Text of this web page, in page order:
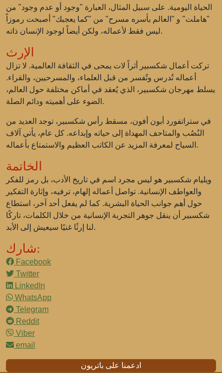
الحياة اليومية. على سبيل المثال، العبارة "وجود أو عدم وجود" من
"هاملت" و "العالم بأسره مسرح" من "كما يعجبك" أصبحت رموزاً
ليس فقط لأعماله، ولكن أيضاً لوجود الإنسان ذاته.
الإرث
تركت أعمال شكسبير أثراً لات يمحى في الثقافة العالمية. لا تزال
أعماله تُدرس وتُفسر من قبل العلماء، والمسرحيين، والقراء.
يسلط مهرجان شكسبير، الذي يُعقد في أماكن مختلفة حول العالم،
الضوء على أهميته ودائم الصلة.
في ستراتفورد أبون أفون، مسقط رأس شكسبير، توجد العديد من
النُصُب والمتاحف المهداة إلى حياته وإبداعه. كل عام، يأتي آلاف
السياح لمعرفة المزيد عن الكاتب العظيم والاستمتاع بأعماله.
الخاتمة
ويليام شكسبير هو ليس مجرد اسم في تاريخ الأدب، بل رمز للفكر
والعواطف الإنسانية. تواصل أعماله إلهام، ترفيه، وإثارة التفكير
حول أهم جوانب الحياة البشرية. كما لم يفعل أحد آخر، استطاع
شكسبير أن ينقل جوهر التجربة الإنسانية من خلال الكلمات، تاركًا
لنا إرثًا غنيًا سيعيش إلى الأبد.
شارك:
Facebook
Twitter
LinkedIn
WhatsApp
Telegram
Reddit
Viber
email
ادعمنا على باتريون